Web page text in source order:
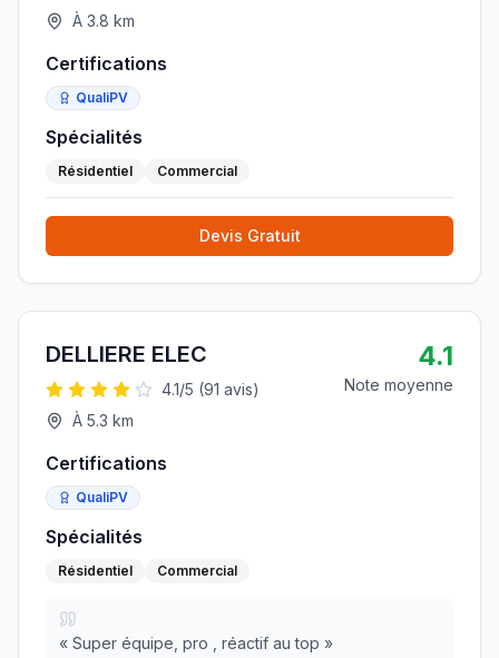
À 3.8 km
Certifications
QualiPV
Spécialités
Résidentiel Commercial
Devis Gratuit
DELLIERE ELEC
4.1/5 (91 avis)
À 5.3 km
4.1
Note moyenne
Certifications
QualiPV
Spécialités
Résidentiel Commercial
« Super équipe, pro , réactif au top »